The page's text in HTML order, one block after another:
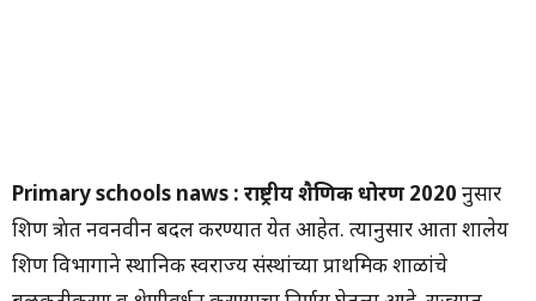
Primary schools naws : राष्ट्रीय शैक्षणिक धोरण 2020 नुसार
शिक्षण क्षेत्रात नवनवीन बदल करण्यात येत आहेत. त्यानुसार आता शालेय
शिक्षण विभागाने स्थानिक स्वराज्य संस्थांच्या प्राथमिक शाळांचे